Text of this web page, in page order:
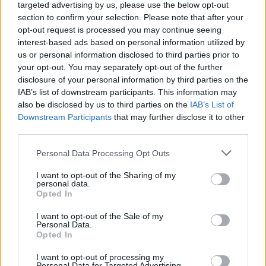
targeted advertising by us, please use the below opt-out
section to confirm your selection. Please note that after your
opt-out request is processed you may continue seeing
interest-based ads based on personal information utilized by
us or personal information disclosed to third parties prior to
your opt-out. You may separately opt-out of the further
disclosure of your personal information by third parties on the
IAB’s list of downstream participants. This information may
also be disclosed by us to third parties on the IAB’s List of
Downstream Participants that may further disclose it to other
Please note that this website/app uses one or more Google
not limited to your visit or usage behaviour. You may click to
grant or deny consent to Google and its third-party tags to
use your data for below specified purposes in below Google
consent section.
Personal Data Processing Opt Outs
I want to opt-out of the Sharing of my
personal data.
Opted In
I want to opt-out of the Sale of my
Personal Data.
Opted In
I want to opt-out of processing my
cambierà l’ora
6 anni fa
L’attenzione è rivolta a una partecipazione attiva che
non si limiti a un semplice adempimento formale, ma
che diventi espressione di una comunità desiderosa
di cambiamenti reali. Si tratta di un momento in cui
ogni voto assume un valore simbolico e pratico,
scelte più efficaci e vicine ai bisogni quotidiani.
Il dibattito pubblico si concentra su temi come la
gestione dei rifiuti, i servizi di trasporto, l’accesso
alla sanità e il funzionamento delle scuole. Questi
aspetti rappresentano il cuore delle preoccupazioni
e durature. La sfida per i candidati è dunque quella di